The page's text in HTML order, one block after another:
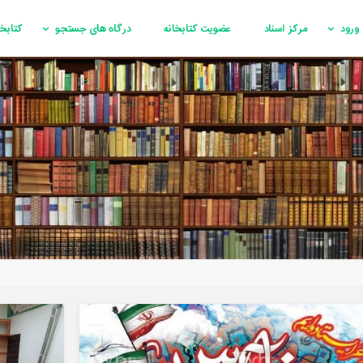
ورود مرکز اسناد عضویت کتابخانه درگاه های جستجو